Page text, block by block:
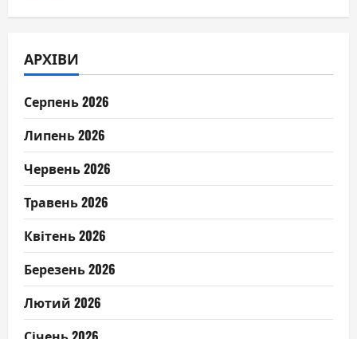
АРХІВИ
Серпень 2026
Липень 2026
Червень 2026
Травень 2026
Квітень 2026
Березень 2026
Лютий 2026